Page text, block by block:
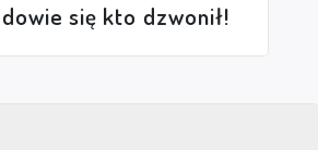
się kto dzwonił!